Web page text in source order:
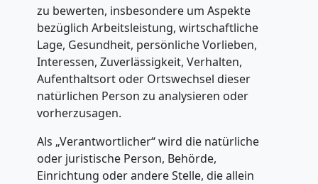
zu bewerten, insbesondere um Aspekte
bezüglich Arbeitsleistung, wirtschaftliche
Lage, Gesundheit, persönliche Vorlieben,
Interessen, Zuverlässigkeit, Verhalten,
Aufenthaltsort oder Ortswechsel dieser
natürlichen Person zu analysieren oder
vorherzusagen.
Als „Verantwortlicher“ wird die natürliche
oder juristische Person, Behörde,
Einrichtung oder andere Stelle, die allein